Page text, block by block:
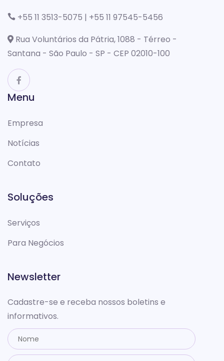
+55 11 3513-5075 | +55 11 97545-5456
Rua Voluntários da Pátria, 1088 - Térreo -
Santana - São Paulo - SP - CEP 02010-100
Menu
Empresa
Notícias
Contato
Soluções
Serviços
Para Negócios
Newsletter
Cadastre-se e receba nossos boletins e
informativos.